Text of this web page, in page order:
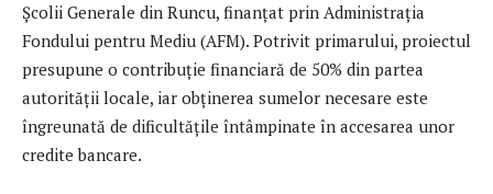
Școlii Generale din Runcu, finanțat prin Administrația
Fondului pentru Mediu (AFM). Potrivit primarului, proiectul
presupune o contribuție financiară de 50% din partea
autorității locale, iar obținerea sumelor necesare este
îngreunată de dificultățile întâmpinate în accesarea unor
credite bancare.